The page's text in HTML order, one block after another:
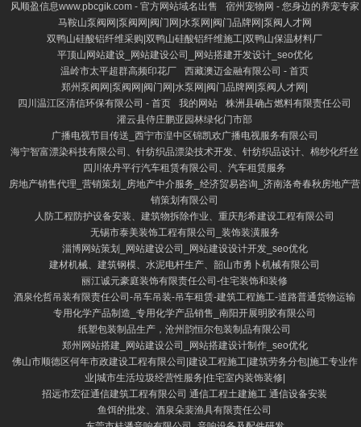
风顺盈信息www.pbcgik.com - 官方网站域名出售
宿州宠物网 - 您身边的养宠专家
马鞍山泵阀网|泵阀网|阀门网|水泵网|阀门品牌网|泵阀人才网
双鸭山硅酸铝纤维采购|双鸭山硅酸铝纤维施工|双鸭山保温材料厂
平顶山网站建设_网站建设公司_网站搭建开发设计_seo优化
温岭市太平超群高频印花厂
西藏澳迈金融有限公司 - 首页
郑州泵阀网|泵阀网|阀门网|水泵网|阀门品牌网|泵阀人才网|
四川温江区清信环保有限公司 - 首页
我的网站
株洲县确占燃料有限责任公司
灌云县侍庄鹏亚园林绿化门市部
广播电视节目传送_西宁市湟中区锦凯欢广播电视服务有限公司
海宁智富漂染科技有限公司、针纺织品漂染技术开发、针纺织品设计、棉纱化纤丝
四川依丹平行汽车租赁有限公司、汽车租赁服务
房地产销售代理_营销策划_房地产中介服务_经济贸易咨询_济南洛奇春秋房地产营
销策划有限公司
人防工程防护设备安装、建筑物拆除作业、重庆彤希建设工程有限公司
无锡市泰美装饰工程有限公司_装饰装潢服务
淄博网站策划_网站建设公司_网站建设设计开发_seo优化
建材机械、建筑钢模、水泥电杆生产、韶山市勇卜机械有限公司
丽江诚元豪庭装饰有限责任公司-住宅装饰和装修
酒泉伦哲吊装有限责任公司-吊车吊装-吊车租赁-建筑工程施工-道路普通货物运输
专用化学产品制造_专用化学产品销售_南阳开展明胶有限公司
纸塑包装制品生产，沧州韵恒尔包装制品有限公司
郑州网站搭建_网站建设公司_网站搭建设计制作_seo优化
佛山市顺德区何年市政建设工程有限公司|建设工程施工|建筑劳务分包|施工专业作
业|城市生活垃圾经营性服务|住宅室内装饰装修|
招远市宏征通信建筑工程有限公司 通信工程土建施工 通信设备安装
鱼饵的批发、酒泉朵裴渔具有限责任公司